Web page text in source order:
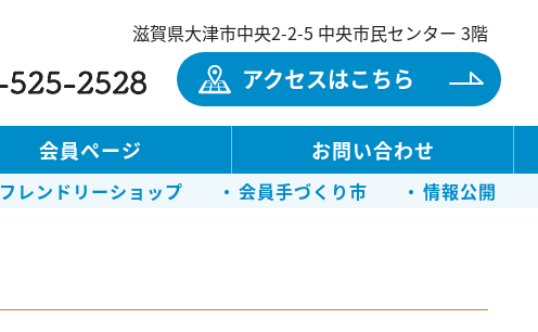
滋賀県大津市中央2-2-5 中央市民センター 3階
アクセスはこちら
会員ページ お問い合わせ
フレンドリーショップ 会員手づくり市 情報公開